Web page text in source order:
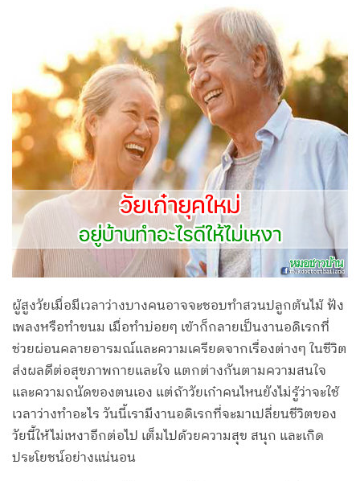
ผู้สูงวัยเมื่อมีเวลาว่างบางคนอาจจะชอบทำสวนปลูกต้นไม้ ฟัง
เพลงหรือทำขนม เมื่อทำบ่อยๆ เข้าก็กลายเป็นงานอดิเรกที่
ช่วยผ่อนคลายอารมณ์และความเครียดจากเรื่องต่างๆ ในชีวิต
ส่งผลดีต่อสุขภาพกายและใจ แตกต่างกันตามความสนใจ
และความถนัดของตนเอง แต่ถ้าวัยเก๋าคนไหนยังไม่รู้ว่าจะใช้
เวลาว่างทำอะไร วันนี้เรามีงานอดิเรกที่จะมาเปลี่ยนชีวิตของ
วัยนี้ให้ไม่เหงาอีกต่อไป เต็มไปด้วยความสุข สนุก และเกิด
ประโยชน์อย่างแน่นอน